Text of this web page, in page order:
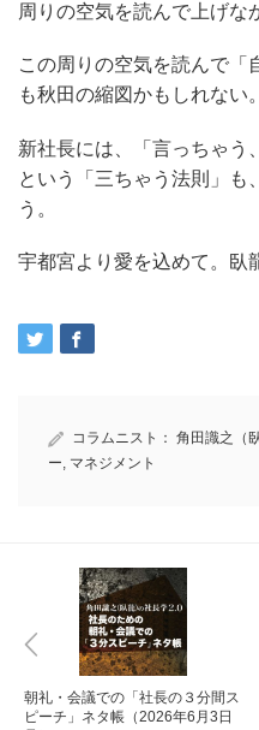
周りの空気を読んで上げな
この周りの空気を読んで「
も秋田の縮図かもしれない。
新社長には、「言っちゃう
という「三ちゃう法則」も
う。
宇都宮より愛を込めて。臥
コラムニスト： 角田識之（
ー, マネジメント
朝礼・会議での「社長の３分間ス
ピーチ」ネタ帳（2026年6月3日